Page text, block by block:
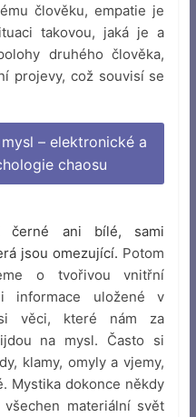
člověku, empatie je
takovou, jaká je a
druhého člověka,
projevy, což souvisí se
– elektronické a
chaosu
černé ani bílé, sami
jsou omezující. Potom
o tvořivou vnitřní
li informace uložené v
si věci, které nám za
na mysl. Často si
klamy, omyly a vjemy,
Mystika dokonce někdy
materiální svět